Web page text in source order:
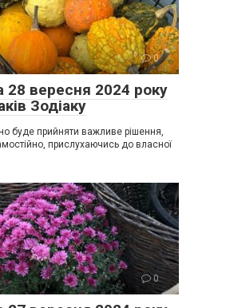
0
28 вересня 2024 року
Зодіаку
буде прийняти важливе рішення,
прислухаючись до власної
0